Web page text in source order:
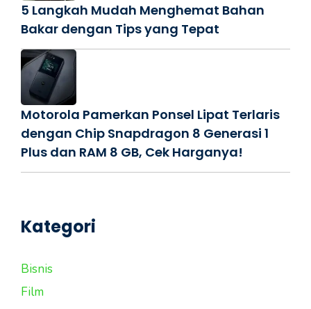
5 Langkah Mudah Menghemat Bahan
Bakar dengan Tips yang Tepat
Motorola Pamerkan Ponsel Lipat Terlaris
dengan Chip Snapdragon 8 Generasi 1
Plus dan RAM 8 GB, Cek Harganya!
Kategori
Bisnis
Film